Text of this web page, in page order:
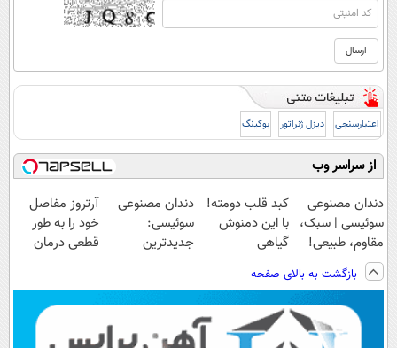
اعتبارسنجی دیزل ژنراتور بوکینگ
از سراسر وب
دندان مصنوعی
سوئیسی | سبک،
مقاوم، طبیعی!
ویزیت
رایگان+پرداخت
اقساطی😍
کبد قلب دومته!
با این دمنوش
گیاهی
کن55%تخفیف
دندان مصنوعی
سوئیسی:
جدیدترین
پرداخت قسطی
آرتروز مفاصل
خود را به طور
قطعی درمان
بازگشت به بالای صفحه